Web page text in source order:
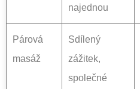
najednou
Párová
masáž
Sdílený
zážitek,
společné